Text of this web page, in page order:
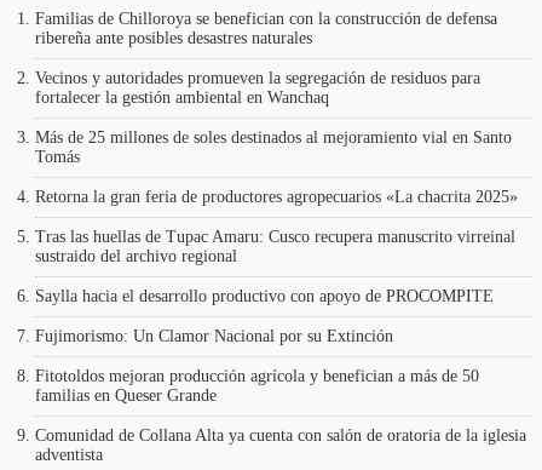
Familias de Chilloroya se benefician con la construcción de defensa
ribereña ante posibles desastres naturales
Vecinos y autoridades promueven la segregación de residuos para
fortalecer la gestión ambiental en Wanchaq
Más de 25 millones de soles destinados al mejoramiento vial en Santo
Tomás
Retorna la gran feria de productores agropecuarios «La chacrita 2025»
Tras las huellas de Tupac Amaru: Cusco recupera manuscrito virreinal
sustraido del archivo regional
Saylla hacia el desarrollo productivo con apoyo de PROCOMPITE
Fujimorismo: Un Clamor Nacional por su Extinción
Fitotoldos mejoran producción agrícola y benefician a más de 50
familias en Queser Grande
Comunidad de Collana Alta ya cuenta con salón de oratoria de la iglesia
adventista